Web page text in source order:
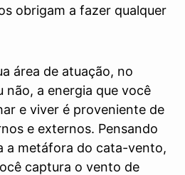
obrigam a fazer qualquer
área de atuação, no
não, a energia que você
e viver é proveniente de
e externos. Pensando
a metáfora do cata-vento,
captura o vento de